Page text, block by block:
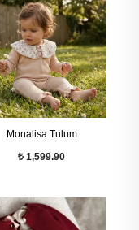
Monalisa Tulum
₺ 1,599.90